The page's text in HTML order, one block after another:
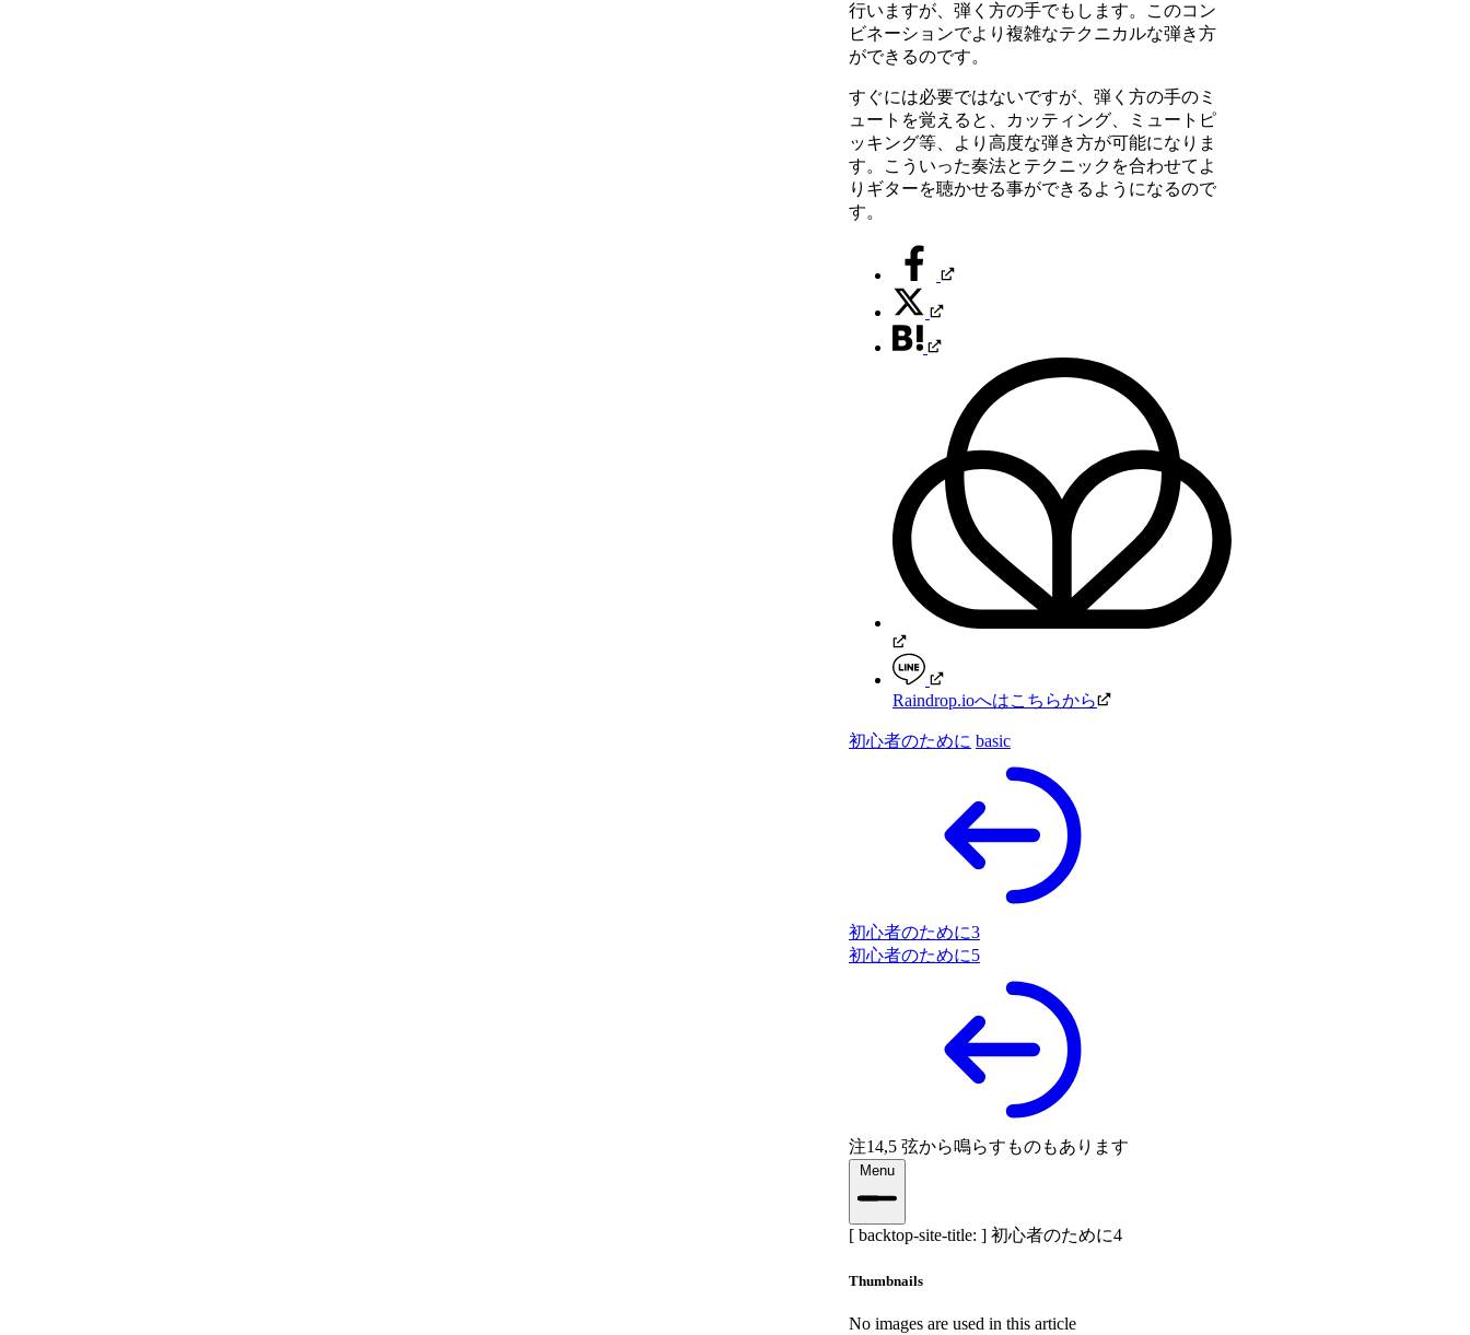
行いますが、弾く方の手でもします。このコン
ビネーションでより複雑なテクニカルな弾き方
ができるのです。
すぐには必要ではないですが、弾く方の手のミ
ュートを覚えると、カッティング、ミュートピ
ッキング等、より高度な弾き方が可能になりま
す。こういった奏法とテクニックを合わせてよ
りギターを聴かせる事ができるようになるので
す。
Raindrop.ioへはこちらから
初心者のために basic
初心者のために3
初心者のために5
注14,5 弦から鳴らすものもあります
Menu
[ backtop-site-title: ] 初心者のために4
Thumbnails
No images are used in this article